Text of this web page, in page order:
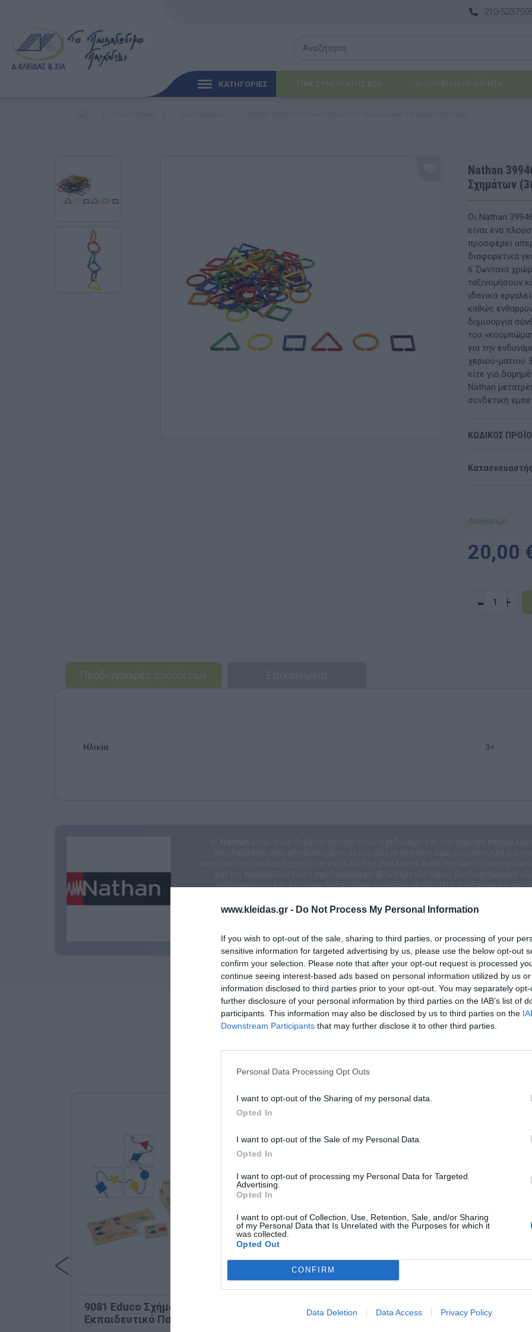
www.kleidas.gr - Do Not Process My Personal Information
If you wish to opt-out of the sale, sharing to third parties, or processing of your
sensitive information for targeted advertising by us, please use the below opt-out
confirm your selection. Please note that after your opt-out request is processed
continue seeing interest-based ads based on personal information utilized by us
information disclosed to third parties prior to your opt-out. You may separately
further disclosure of your personal information by third parties on the IAB’s list of
participants. This information may also be disclosed by us to third parties on the
Downstream Participants that may further disclose it to other third parties.
Personal Data Processing Opt Outs
I want to opt-out of the Sharing of my personal data.
Opted In
I want to opt-out of the Sale of my Personal Data.
Opted In
I want to opt-out of processing my Personal Data for Targeted
Advertising.
Opted In
I want to opt-out of Collection, Use, Retention, Sale, and/or Sharing
of my Personal Data that Is Unrelated with the Purposes for which it
was collected.
Opted Out
CONFIRM
Data Deletion Data Access Privacy Policy
210-
ΚΑΤΗΓΟΡΙΕΣ
Φυσικές Επιστήμες
Ανακαλύπτοντας το Χρόνο
ΠΑΖΛ & ΣΦΗΝΏΜΑΤΑ
ΕΠΙΤΡΑΠΈΖΙΑ
Βασικός εξοπλισμός & Μονάδες
Χειροτεχνία
Συνθέσεις Παιδικής Χαράς για ΑμεΑ
ΓΙΝΕ ΣΥΝΕΡΓΑΤΗΣ B2B ΔΗΜΟΦΙΛΉ ΠΡΟΪΌΝΤΑ
Nathan
Σχημάτων
Οι Nathan
είναι ένα
προσφέρει
διαφορετικά
6 ζωντανά
ταξινομήσουν
ιδανικό
καθώς
δημιουργία
του
για την
χεριού-ματιού.
είτε για
Nathan
συνδετική
ΚΩΔΙΚΟΣ
Διαθέσιμο
20,00
- +
Προδιαγραφές προϊόντων
Ηλικία 3+
νηπιαγωγείων και κέντρων δεξιοτήτων εγγυάται αξιοπιστία, παιδαγωγική
Σχετικά προϊόντα
9081 Educo Σχήματα & Χρώματα
Εκπαιδευτικό Παιχνίδι Οπτικής
Θαλάσσιων Ζώων |
Εκπαιδευτικό Παιχνίδι Λεπτής